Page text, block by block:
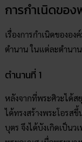
การกำเนิดขอ
เรื่องการกำเนิดของอ
ตำนาน ในแต่ละตำนา
ตำนานที่ 1
หลังจากที่พระศิวะได้ส
ได้ทรงสร้างพระโอรส
บุตร จึงได้บังเกิดเป็นว